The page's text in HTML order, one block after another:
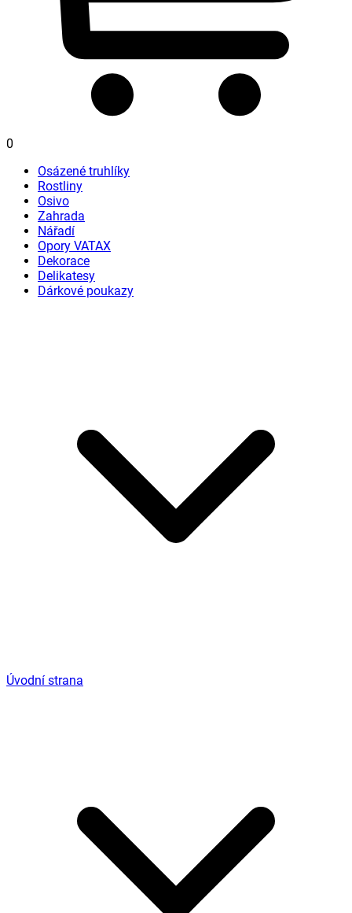
0
Osázené truhlíky
Rostliny
Osivo
Zahrada
Nářadí
Opory VATAX
Dekorace
Delikatesy
Dárkové poukazy
Úvodní strana